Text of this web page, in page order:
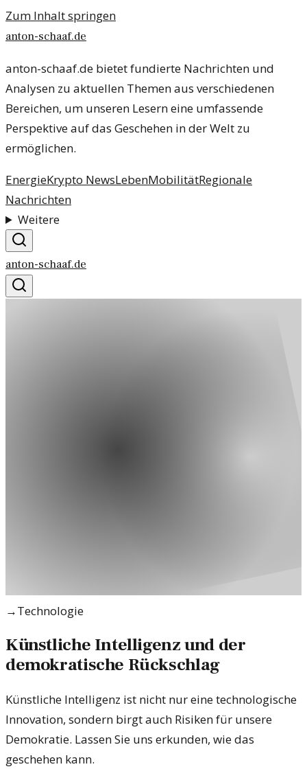
Zum Inhalt springen
anton-schaaf.de
anton-schaaf.de bietet fundierte Nachrichten und
Analysen zu aktuellen Themen aus verschiedenen
Bereichen, um unseren Lesern eine umfassende
Perspektive auf das Geschehen in der Welt zu
ermöglichen.
EnergieKrypto NewsLebenMobilitätRegionale
Nachrichten
Weitere
anton-schaaf.de
→Technologie
Künstliche Intelligenz und der
demokratische Rückschlag
Künstliche Intelligenz ist nicht nur eine technologische
Innovation, sondern birgt auch Risiken für unsere
Demokratie. Lassen Sie uns erkunden, wie das
geschehen kann.